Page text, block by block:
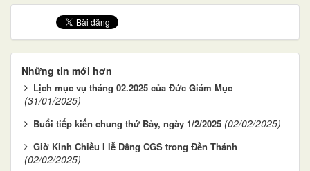
Những tin mới hơn
Lịch mục vụ tháng 02.2025 của Đức Giám Mục
(31/01/2025)
Buổi tiếp kiến chung thứ Bảy, ngày 1/2/2025 (02/02/2025)
Giờ Kinh Chiều I lễ Dâng CGS trong Đền Thánh
(02/02/2025)